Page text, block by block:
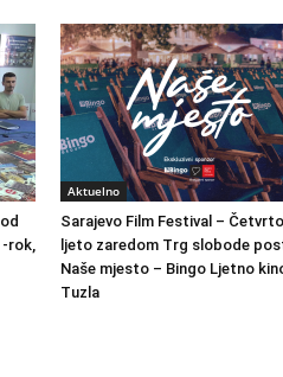
-rok,
Aktuelno
Sarajevo Film Festival – Četvrto
ljeto zaredom Trg slobode
Naše mjesto – Bingo Ljetno
Tuzla